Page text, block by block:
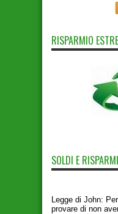
RISPARMIO
SOLDI E
Legge di John:
provare di non